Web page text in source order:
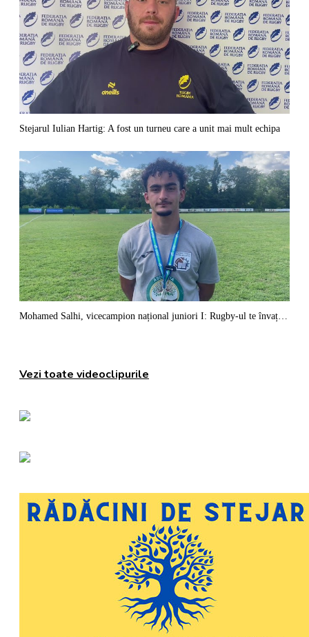
Stejarul Iulian Hartig: A fost un turneu care a unit mai mult echipa
Mohamed Salhi, vicecampion național juniori I: Rugby-ul te învață să accepți și înfrângerile
Vezi toate videoclipurile